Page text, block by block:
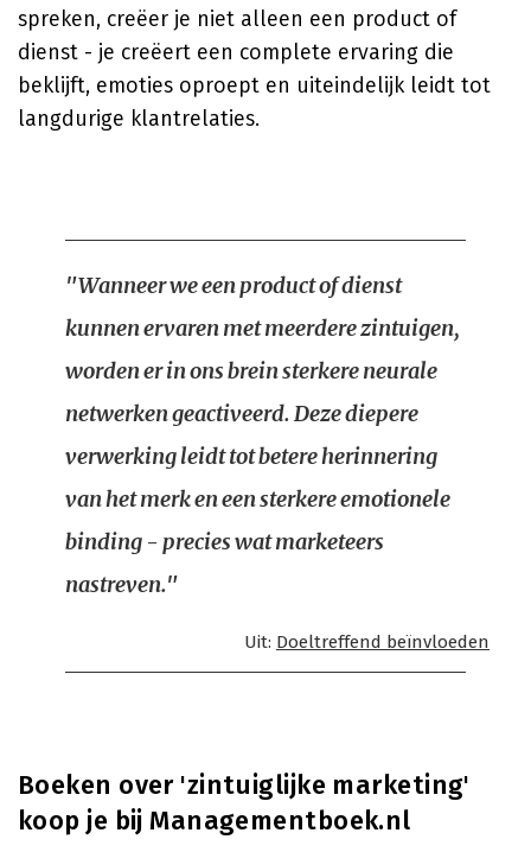
spreken, creëer je niet alleen een product of
dienst - je creëert een complete ervaring die
beklijft, emoties oproept en uiteindelijk leidt tot
langdurige klantrelaties.
"Wanneer we een product of dienst
kunnen ervaren met meerdere zintuigen,
worden er in ons brein sterkere neurale
netwerken geactiveerd. Deze diepere
verwerking leidt tot betere herinnering
van het merk en een sterkere emotionele
binding - precies wat marketeers
nastreven."
Uit: Doeltreffend beïnvloeden
Boeken over 'zintuiglijke marketing'
koop je bij Managementboek.nl